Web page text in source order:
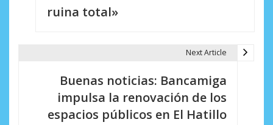
ruina total»
Next Article
Buenas noticias: Bancamiga
impulsa la renovación de los
espacios públicos en El Hatillo